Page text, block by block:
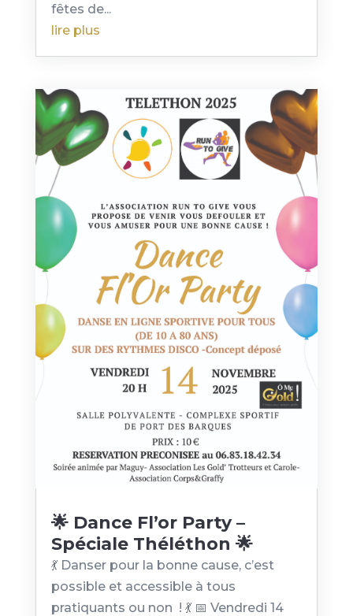
fêtes de...
lire plus
🌟 Dance Fl’or Party –
Spéciale Théléthon 🌟
💃 Danser pour la bonne cause, c’est
possible et accessible à tous
pratiquants ou non ! 💃 📅 Vendredi 14